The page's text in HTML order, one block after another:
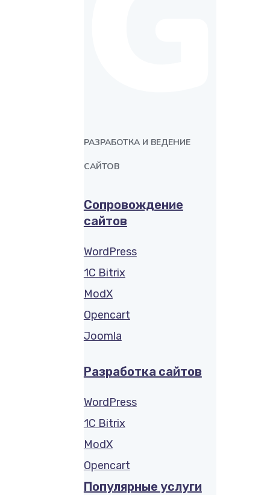
РАЗРАБОТКА И ВЕДЕНИЕ
САЙТОВ
Сопровождение
сайтов
WordPress
1C Bitrix
ModX
Opencart
Joomla
Разработка сайтов
WordPress
1C Bitrix
ModX
Opencart
Популярные услуги